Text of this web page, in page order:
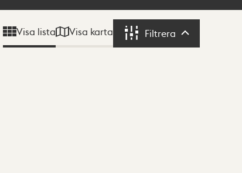
Visa lista Visa karta Filtrera Filtrera